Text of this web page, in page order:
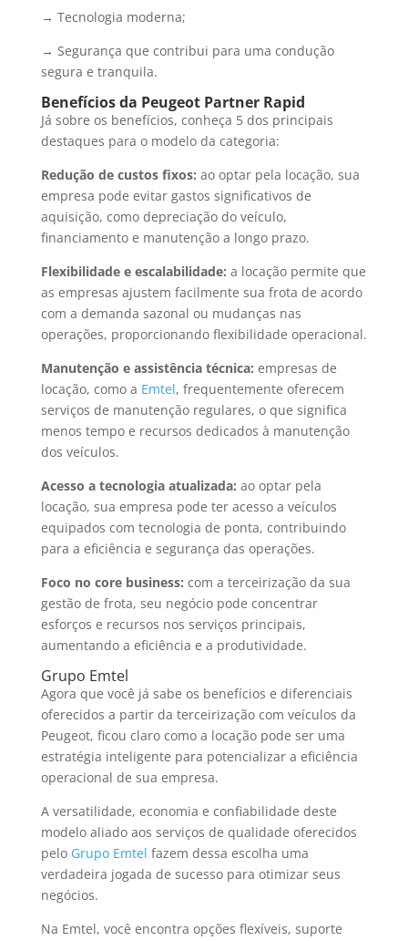
→ Tecnologia moderna;
→ Segurança que contribui para uma condução
segura e tranquila.
Benefícios da Peugeot Partner Rapid
Já sobre os benefícios, conheça 5 dos principais
destaques para o modelo da categoria:
Redução de custos fixos: ao optar pela locação, sua
empresa pode evitar gastos significativos de
aquisição, como depreciação do veículo,
financiamento e manutenção a longo prazo.
Flexibilidade e escalabilidade: a locação permite que
as empresas ajustem facilmente sua frota de acordo
com a demanda sazonal ou mudanças nas
operações, proporcionando flexibilidade operacional.
Manutenção e assistência técnica: empresas de
locação, como a Emtel, frequentemente oferecem
serviços de manutenção regulares, o que significa
menos tempo e recursos dedicados à manutenção
dos veículos.
Acesso a tecnologia atualizada: ao optar pela
locação, sua empresa pode ter acesso a veículos
equipados com tecnologia de ponta, contribuindo
para a eficiência e segurança das operações.
Foco no core business: com a terceirização da sua
gestão de frota, seu negócio pode concentrar
esforços e recursos nos serviços principais,
aumentando a eficiência e a produtividade.
Grupo Emtel
Agora que você já sabe os benefícios e diferenciais
oferecidos a partir da terceirização com veículos da
Peugeot, ficou claro como a locação pode ser uma
estratégia inteligente para potencializar a eficiência
operacional de sua empresa.
A versatilidade, economia e confiabilidade deste
modelo aliado aos serviços de qualidade oferecidos
pelo Grupo Emtel fazem dessa escolha uma
verdadeira jogada de sucesso para otimizar seus
negócios.
Na Emtel, você encontra opções flexíveis, suporte